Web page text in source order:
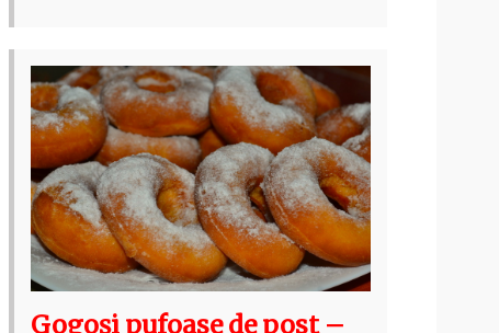
Gogoși pufoase de post –